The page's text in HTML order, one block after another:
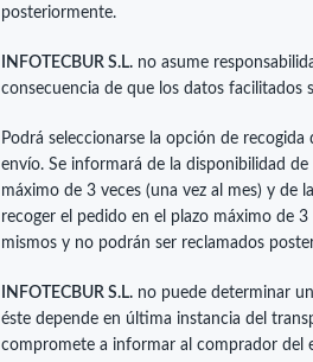
posteriormente.
INFOTECBUR S.L. no asume
consecuencia de que los datos facilitados
Podrá seleccionarse la opción de
envío. Se informará de la disponibilidad
máximo de 3 veces (una vez al mes) y de
recoger el pedido en el plazo máximo de 3
mismos y no podrán ser reclamados
INFOTECBUR S.L. no puede determinar
éste depende en última instancia del
compromete a informar al comprador del